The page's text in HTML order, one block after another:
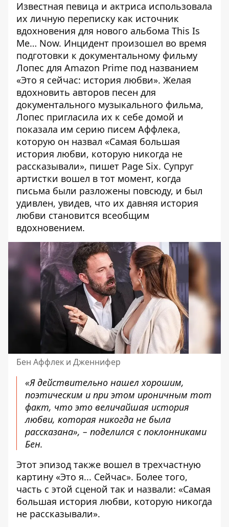
Известная певица и актриса использовала
их личную переписку как источник
вдохновения для нового альбома This Is
Me… Now. Инцидент произошел во время
подготовки к документальному фильму
Лопес для Amazon Prime под названием
«Это я сейчас: история любви». Желая
вдохновить авторов песен для
документального музыкального фильма,
Лопес пригласила их к себе домой и
показала им серию писем Аффлека,
которую он назвал «Самая большая
история любви, которую никогда не
рассказывали», пишет Page Six. Супруг
артистки вошел в тот момент, когда
письма были разложены повсюду, и был
удивлен, увидев, что их давняя история
любви становится всеобщим
вдохновением.
Бен Аффлек и Дженнифер
«Я действительно нашел хорошим,
поэтическим и при этом ироничным тот
факт, что это величайшая история
любви, которая никогда не была
рассказана», – поделился с поклонниками
Бен.
Этот эпизод также вошел в трехчастную
картину «Это я... Сейчас». Более того,
часть с этой сценой так и назвали: «Самая
большая история любви, которую никогда
не рассказывали».